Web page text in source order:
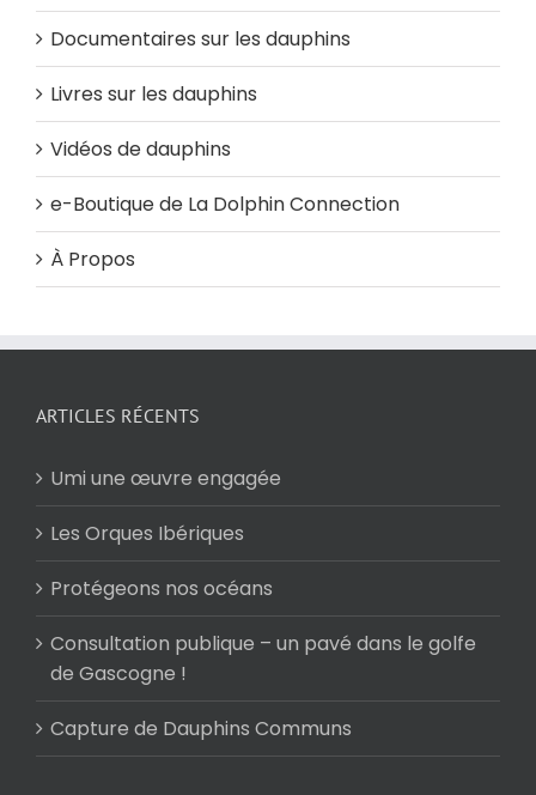
Documentaires sur les dauphins
Livres sur les dauphins
Vidéos de dauphins
e-Boutique de La Dolphin Connection
À Propos
ARTICLES RÉCENTS
Umi une œuvre engagée
Les Orques Ibériques
Protégeons nos océans
Consultation publique – un pavé dans le golfe
de Gascogne !
Capture de Dauphins Communs